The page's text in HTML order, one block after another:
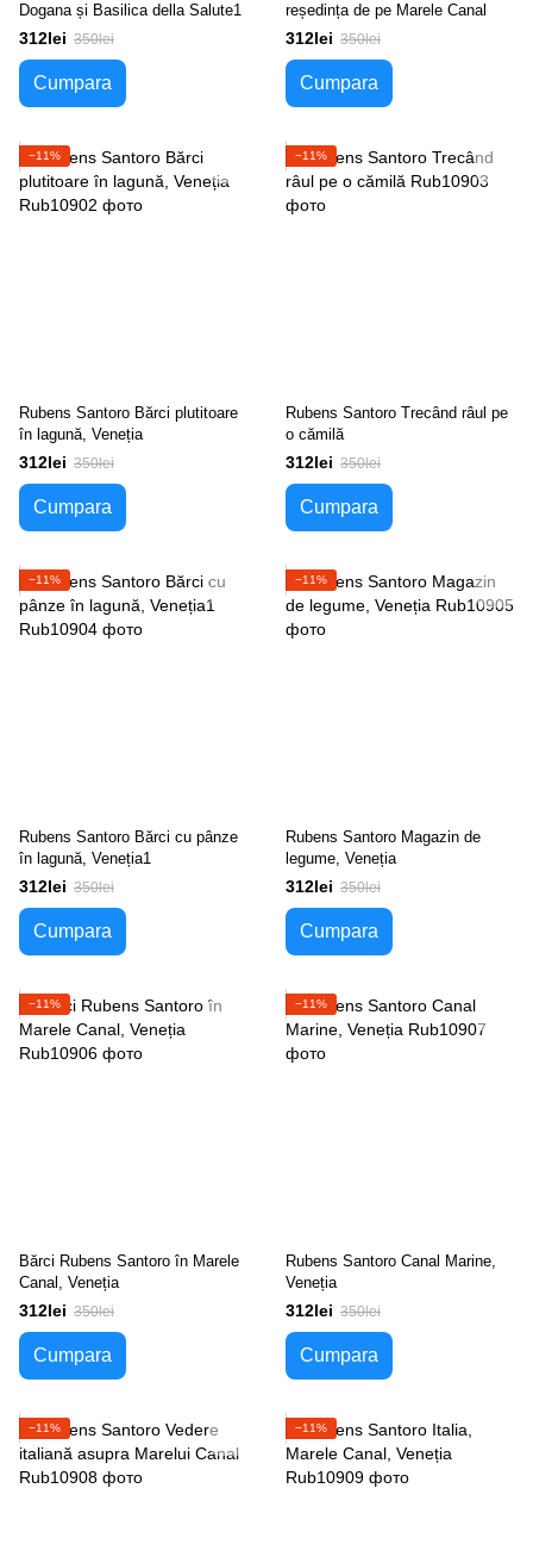
Dogana și Basilica della Salute1
312lei 350lei
Cumpara
reședința de pe Marele Canal
312lei 350lei
Cumpara
−11%
Rubens Santoro Bărci plutitoare
în lagună, Veneția
312lei 350lei
Cumpara
−11%
Rubens Santoro Trecând râul pe
o cămilă
312lei 350lei
Cumpara
−11%
Rubens Santoro Bărci cu pânze
în lagună, Veneția1
312lei 350lei
Cumpara
−11%
Rubens Santoro Magazin de
legume, Veneția
312lei 350lei
Cumpara
−11%
Bărci Rubens Santoro în Marele
Canal, Veneția
312lei 350lei
Cumpara
−11%
Rubens Santoro Canal Marine,
Veneția
312lei 350lei
Cumpara
−11% −11%